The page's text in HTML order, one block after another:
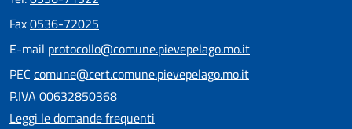
Fax0536-72025
E-mail protocollo@comune.pievepelago.mo.it
PEC comune@cert.comune.pievepelago.mo.it
P.IVA 00632850368
Leggi le domande frequenti